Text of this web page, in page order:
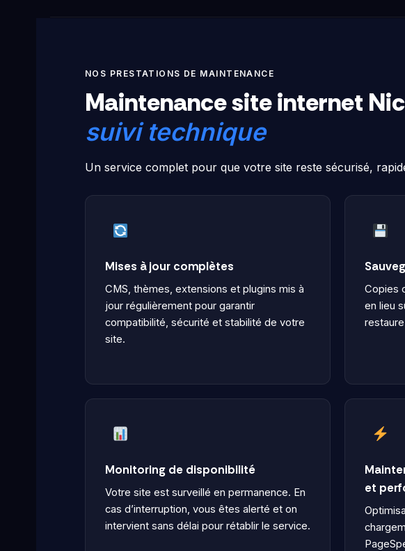
NOS PRESTATIONS DE MAINTENANCE
Maintenance site internet
suivi technique
Un service complet pour que votre site reste sécurisé,
Mises à jour complètes
CMS, thèmes, extensions et plugins mis à
jour régulièrement pour garantir
compatibilité, sécurité et stabilité de votre
site.
Copies
en lieu
Monitoring de disponibilité
Votre site est surveillé en permanence. En
cas d’interruption, vous êtes alerté et on
intervient sans délai pour rétablir le service.
et